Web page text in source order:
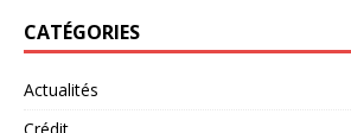
CATÉGORIES
Actualités